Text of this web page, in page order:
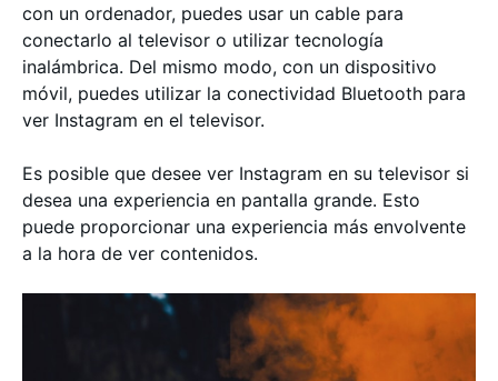
con un ordenador, puedes usar un cable para
conectarlo al televisor o utilizar tecnología
inalámbrica. Del mismo modo, con un dispositivo
móvil, puedes utilizar la conectividad Bluetooth para
ver Instagram en el televisor.
Es posible que desee ver Instagram en su televisor si
desea una experiencia en pantalla grande. Esto
puede proporcionar una experiencia más envolvente
a la hora de ver contenidos.